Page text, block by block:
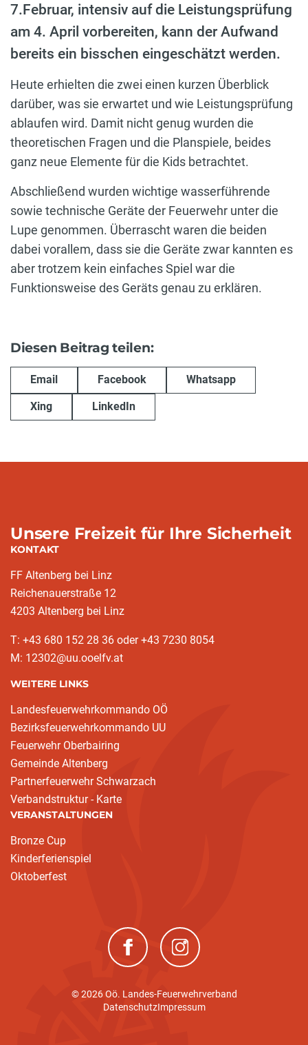
7.Februar, intensiv auf die Leistungsprüfung
am 4. April vorbereiten, kann der Aufwand
bereits ein bisschen eingeschätzt werden.
Heute erhielten die zwei einen kurzen Überblick
darüber, was sie erwartet und wie Leistungsprüfung
ablaufen wird. Damit nicht genug wurden die
theoretischen Fragen und die Planspiele, beides
ganz neue Elemente für die Kids betrachtet.
Abschließend wurden wichtige wasserführende
sowie technische Geräte der Feuerwehr unter die
Lupe genommen. Überrascht waren die beiden
dabei vorallem, dass sie die Geräte zwar kannten es
aber trotzem kein einfaches Spiel war die
Funktionsweise des Geräts genau zu erklären.
Diesen Beitrag teilen:
Email Facebook Whatsapp
Xing LinkedIn
Unsere Freizeit für Ihre Sicherheit
KONTAKT
FF Altenberg bei Linz
Reichenauerstraße 12
4203 Altenberg bei Linz
T: +43 680 152 28 36 oder +43 7230 8054
M: 12302@uu.ooelfv.at
WEITERE LINKS
Landesfeuerwehrkommando OÖ
Bezirksfeuerwehrkommando UU
Feuerwehr Oberbairing
Gemeinde Altenberg
Partnerfeuerwehr Schwarzach
Verbandstruktur - Karte
VERANSTALTUNGEN
Bronze Cup
Kinderferienspiel
Oktoberfest
(neues Fenster)(neues Fenster)
© 2026 Oö. Landes-Feuerwehrverband
DatenschutzImpressum